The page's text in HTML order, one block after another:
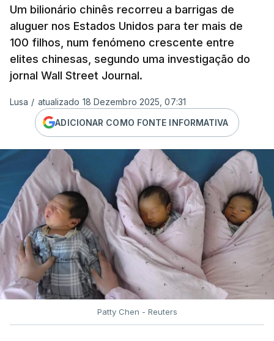
Um bilionário chinês recorreu a barrigas de
aluguer nos Estados Unidos para ter mais de
100 filhos, num fenómeno crescente entre
elites chinesas, segundo uma investigação do
jornal Wall Street Journal.
Lusa / atualizado 18 Dezembro 2025, 07:31
ADICIONAR COMO FONTE INFORMATIVA
Patty Chen - Reuters